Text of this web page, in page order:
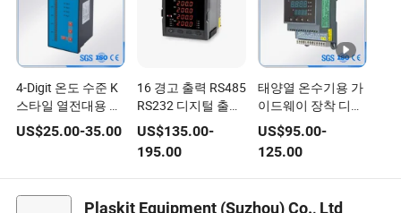
4-Digit 온도 수준 K
스타일 열전대용 지
능형 디지털 디스플
레이 컨트롤러
US$25.00-35.00
16 경고 출력 RS485
RS232 디지털 출력
온도 조절기
Hdm5740
US$135.00-
195.00
태양열 온수기용 가
이드웨이 장착 디지
털 온도 조절기
US$95.00-
125.00
Plaskit Equipment (Suzhou) Co., Ltd